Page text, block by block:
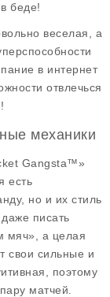
беде!
веселая, а
в интернет
отвлечься
механики
Gangsta™»
есть
но и их стиль
писать
мяч», а целая
свои сильные и
поэтому
матчей.